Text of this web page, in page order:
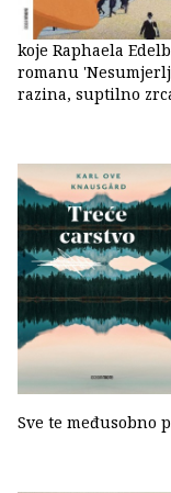
koje Raphaela
romanu
razina, suptilno
Sve te međusobno